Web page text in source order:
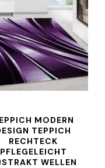
MODERN
TEPPICH
RECHTECK
PFLEGELEICHT
WELLEN